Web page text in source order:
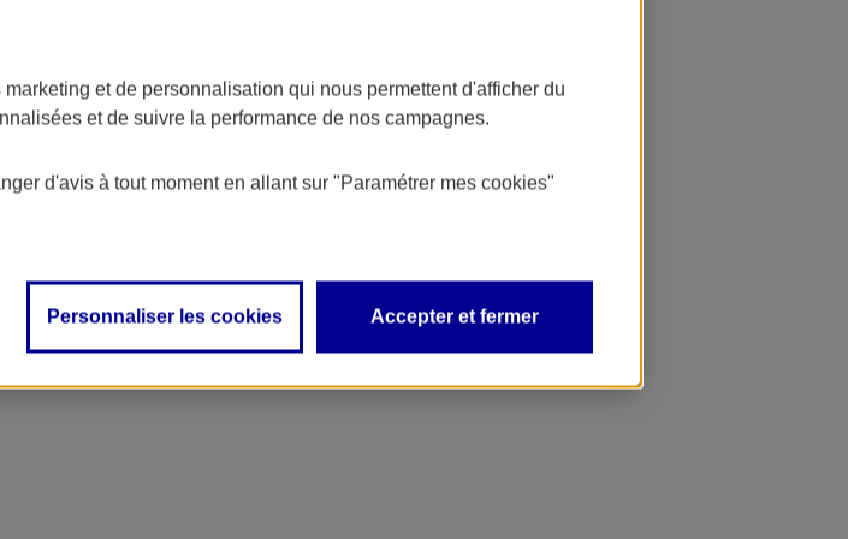
marketing et de personnalisation qui nous permettent d'afficher du
et de suivre la performance de nos campagnes.
d'avis à tout moment en allant sur "Paramétrer mes cookies"
Personnaliser les cookies Accepter et fermer